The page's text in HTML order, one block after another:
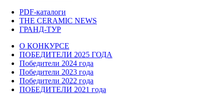
PDF-каталоги
THE CERAMIC NEWS
ГРАНД-ТУР
О КОНКУРСЕ
ПОБЕДИТЕЛИ 2025 ГОДА
Победители 2024 года
Победители 2023 года
Победители 2022 года
ПОБЕДИТЕЛИ 2021 года